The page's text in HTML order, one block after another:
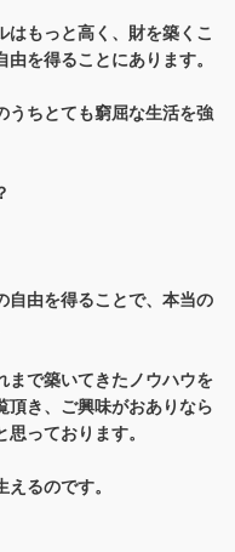
はもっと高く、財を築くこ
を得ることにあります。
うちとても窮屈な生活を強
自由を得ることで、本当の
まで築いてきたノウハウを
頂き、ご興味がおありなら
っております。
るのです。